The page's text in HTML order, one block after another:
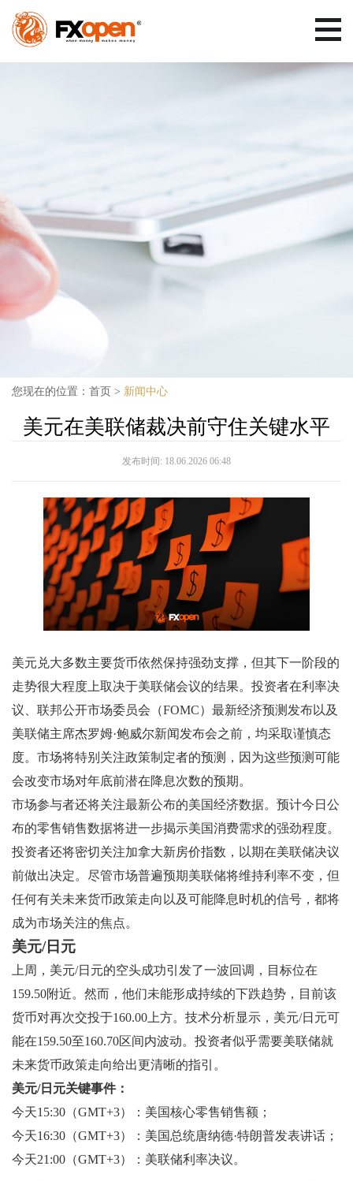
您现在的位置： 首页 > 新闻中心
美元在美联储裁决前守住关键水平
发布时间: 18.06.2026 06:48
美元兑大多数主要货币依然保持强劲支撑，但其下一阶段的
走势很大程度上取决于美联储会议的结果。投资者在利率决
议、联邦公开市场委员会（FOMC）最新经济预测发布以及
美联储主席杰罗姆·鲍威尔新闻发布会之前，均采取谨慎态
度。市场将特别关注政策制定者的预测，因为这些预测可能
会改变市场对年底前潜在降息次数的预期。
市场参与者还将关注最新公布的美国经济数据。预计今日公
布的零售销售数据将进一步揭示美国消费需求的强劲程度。
投资者还将密切关注加拿大新房价指数，以期在美联储决议
前做出决定。尽管市场普遍预期美联储将维持利率不变，但
任何有关未来货币政策走向以及可能降息时机的信号，都将
成为市场关注的焦点。
美元/日元
上周，美元/日元的空头成功引发了一波回调，目标位在
159.50附近。然而，他们未能形成持续的下跌趋势，目前该
货币对再次交投于160.00上方。技术分析显示，美元/日元可
能在159.50至160.70区间内波动。投资者似乎需要美联储就
未来货币政策走向给出更清晰的指引。
美元/日元关键事件：
今天15:30（GMT+3）：美国核心零售销售额；
今天16:30（GMT+3）：美国总统唐纳德·特朗普发表讲话；
今天21:00（GMT+3）：美联储利率决议。